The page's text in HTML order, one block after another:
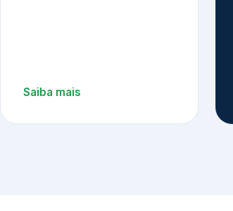
Saiba mais